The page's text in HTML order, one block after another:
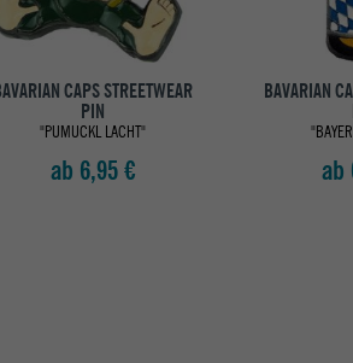
CAPS STREETWEAR
PIN
"PUMUCKL LACHT"
ab 6,95 €
BAVARIAN
ab